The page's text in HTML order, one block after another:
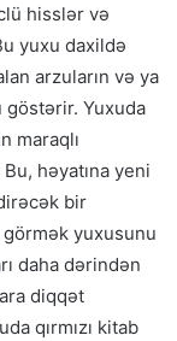
hisslər və
yuxu daxildə
arzuların və ya
göstərir. Yuxuda
maraqlı
həyatına yeni
bir
görmək yuxusunu
daha dərindən
diqqət
qırmızı kitab